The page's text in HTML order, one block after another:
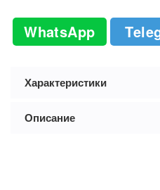
WhatsApp
Характеристики
Описание